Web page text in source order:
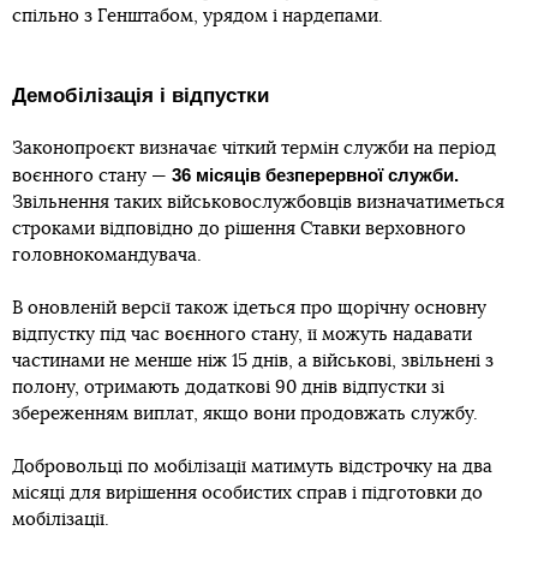
спільно з Генштабом, урядом і нардепами.
Демобілізація і відпустки
Законопроєкт визначає чіткий термін служби на період
воєнного стану — 36 місяців безперервної служби.
Звільнення таких військовослужбовців визначатиметься
строками відповідно до рішення Ставки верховного
головнокомандувача.
В оновленій версії також ідеться про щорічну основну
відпустку під час воєнного стану, її можуть надавати
частинами не менше ніж 15 днів, а військові, звільнені з
полону, отримають додаткові 90 днів відпустки зі
збереженням виплат, якщо вони продовжать службу.
Добровольці по мобілізації матимуть відстрочку на два
місяці для вирішення особистих справ і підготовки до
мобілізації.